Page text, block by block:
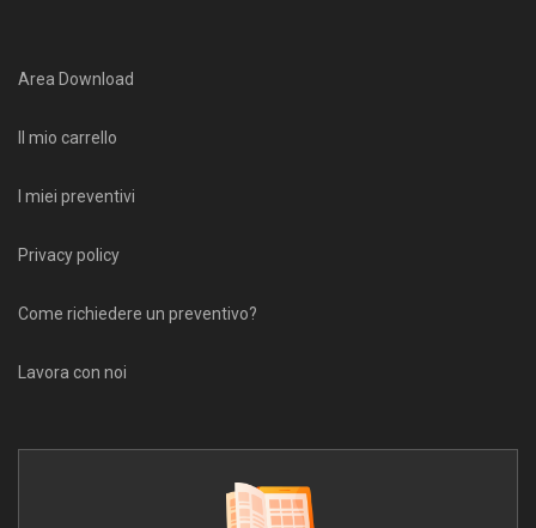
Area Download
Il mio carrello
I miei preventivi
Privacy policy
Come richiedere un preventivo?
Lavora con noi